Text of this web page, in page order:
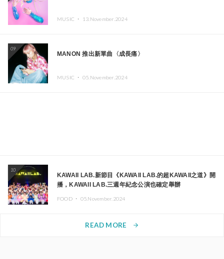
MUSIC ・ 13.November.2024
09
MANON 推出新單曲〈成長痛〉
MUSIC ・ 05.November.2024
10
KAWAII LAB.新節目《KAWAII LAB.的超KAWAII之道》開
播，KAWAII LAB.三週年紀念公演也確定舉辦
FOOD ・ 05.November.2024
READ MORE arrow_forward